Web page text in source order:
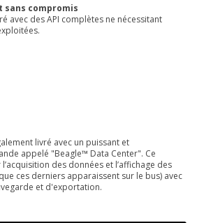
sans compromis
avec des API complètes ne nécessitant
livré avec un puissant et
appelé "Beagle™ Data Center". Ce
des données et l’affichage des
ces derniers apparaissent sur le bus) avec
et d'exportation.